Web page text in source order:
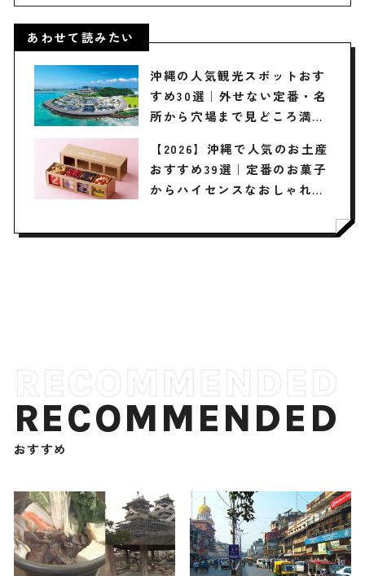
あわせて読みたい
沖縄の人気観光スポットおす
すめ30選｜外せない定番・名
所から穴場まで見どころ満載
【2026】沖縄で人気のお土産
おすすめ39選｜定番のお菓子
からハイセンスなおしゃれ雑
RECOMMENDED
おすすめ